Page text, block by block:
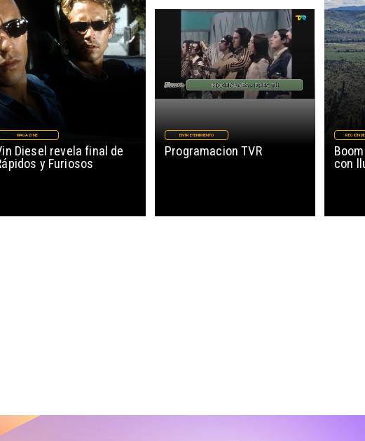
Diesel revela final de
y Furiosos
MAGAZINE
Programacion TVR
ENTRETENIMIENTO
con
REGIÓN